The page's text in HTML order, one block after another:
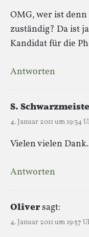
OMG, wer ist
zuständig? Da ist
Kandidat für die
Antworten
S.
4. Januar 2011 um 19:34
Vielen vielen Dank.
Antworten
Oliversagt:
4. Januar 2011 um 19:57